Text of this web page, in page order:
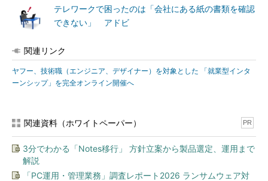
テレワークで困ったのは「会社にある紙の書類を確認
できない」 アドビ
関連リンク
ヤフー、技術職（エンジニア、デザイナー）を対象とした 「就業型インタ
ーンシップ」を完全オンライン開催へ
関連資料（ホワイトペーパー） PR
3分でわかる「Notes移行」 方針立案から製品選定、運用まで
解説
「PC運用・管理業務」調査レポート2026 ランサムウェア対